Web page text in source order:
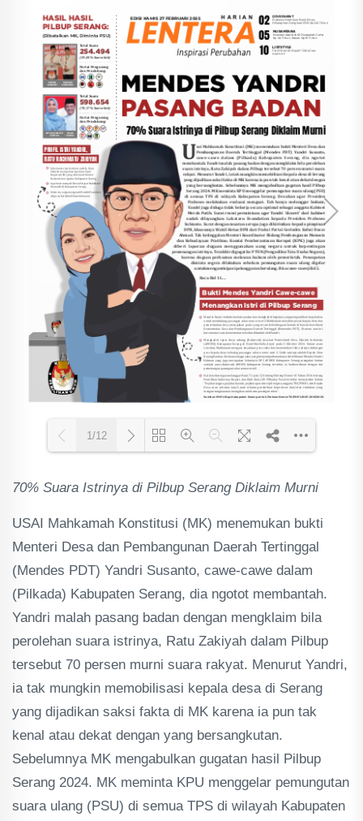
Loading PDF 70% ...
1/12
70% Suara Istrinya di Pilbup Serang Diklaim Murni
USAI Mahkamah Konstitusi (MK) menemukan bukti
Menteri Desa dan Pembangunan Daerah Tertinggal
(Mendes PDT) Yandri Susanto, cawe-cawe dalam
(Pilkada) Kabupaten Serang, dia ngotot membantah.
Yandri malah pasang badan dengan mengklaim bila
perolehan suara istrinya, Ratu Zakiyah dalam Pilbup
tersebut 70 persen murni suara rakyat. Menurut Yandri,
ia tak mungkin memobilisasi kepala desa di Serang
yang dijadikan saksi fakta di MK karena ia pun tak
kenal atau dekat dengan yang bersangkutan.
Sebelumnya MK mengabulkan gugatan hasil Pilbup
Serang 2024. MK meminta KPU menggelar pemungutan
suara ulang (PSU) di semua TPS di wilayah Kabupaten